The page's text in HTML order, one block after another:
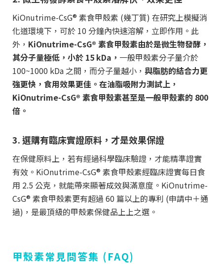
KiOnutrime-CsG® 素食甲殼素 (幾丁質) 在研究上模擬消
化道環境下，可於 10 分鐘內快速溶解，立即作用。此
外， KiOnutrime-CsG® 素食甲殼素由於是微生物發酵，
其分子量極低，小於 15 kDa， 一般甲殼素分子量介於
100~1000 kDa 之間，而分子量越小， 與脂肪的結合力更
強更快，食用效果更佳。在油脂吸附力測試上，
KiOnutrime-CsG® 素食甲殼素甚至是一般甲殼素的 800
倍。
3. 選購有臨床實證原料，才是效果保證
在保健原料上，若有經過科學臨床驗證，才能精準證實
有效。KiOnutrime-CsG® 素食甲殼素經臨床證實每日食
用 2.5 公克，就能帶來顯著成效與滿意度。KiOnutrime-
CsG® 素食甲殼素更有超過 60 篇以上的專利 (申請中＋通
過)，是最頂級的甲殼素保健品上上之選。
甲殼素常見問答集 (FAQ)